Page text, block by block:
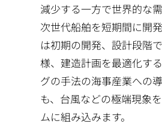
減少する一方で世界的な
次世代船舶を短期間に開
は初期の開発、設計段階
様、建造計画を最適化す
グの手法の海事産業への
も、台風などの極端現象
ムに組み込みます。